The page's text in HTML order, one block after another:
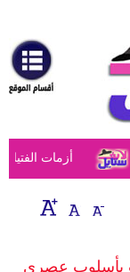
مرأة
أزياء
أزياء
إسلامية
أزمات الفتيات
بأسلوب عصري